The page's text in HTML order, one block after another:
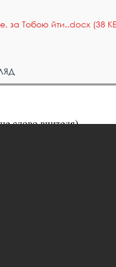
за Тобою йти..docx (38